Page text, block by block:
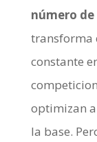
número
transforma
constante
optimizan
la base.